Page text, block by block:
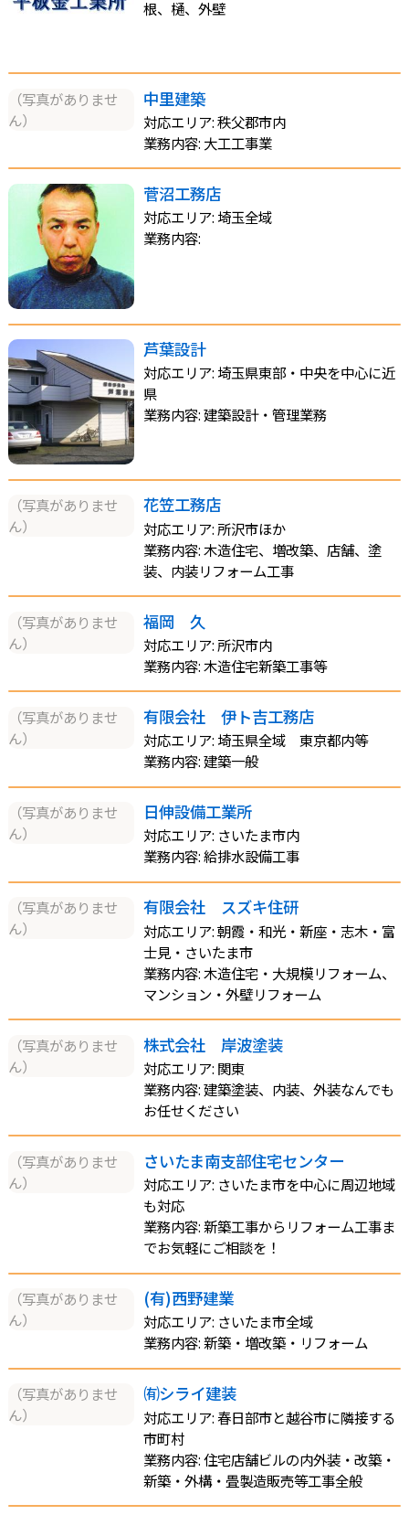
根、樋、外壁
（写真がありませ
ん）
中里建築
対応エリア: 秩父郡市内
業務内容: 大工工事業
菅沼工務店
対応エリア: 埼玉全域
業務内容:
芦葉設計
対応エリア: 埼玉県東部・中央を中心に近
県
業務内容: 建築設計・管理業務
（写真がありませ
ん）
花笠工務店
対応エリア: 所沢市ほか
業務内容: 木造住宅、増改築、店舗、塗
装、内装リフォーム工事
（写真がありませ
ん）
福岡 久
対応エリア: 所沢市内
業務内容: 木造住宅新築工事等
（写真がありませ
ん）
有限会社 伊ト吉工務店
対応エリア: 埼玉県全域 東京都内等
業務内容: 建築一般
（写真がありませ
ん）
日伸設備工業所
対応エリア: さいたま市内
業務内容: 給排水設備工事
（写真がありませ
ん）
有限会社 スズキ住研
対応エリア: 朝霞・和光・新座・志木・富
士見・さいたま市
業務内容: 木造住宅・大規模リフォーム、
マンション・外壁リフォーム
（写真がありませ
ん）
株式会社 岸波塗装
対応エリア: 関東
業務内容: 建築塗装、内装、外装なんでも
お任せください
（写真がありませ
ん）
さいたま南支部住宅センター
対応エリア: さいたま市を中心に周辺地域
も対応
業務内容: 新築工事からリフォーム工事ま
でお気軽にご相談を！
（写真がありませ
ん）
(有)西野建業
対応エリア: さいたま市全域
業務内容: 新築・増改築・リフォーム
（写真がありませ
ん）
㈲シライ建装
対応エリア: 春日部市と越谷市に隣接する
市町村
業務内容: 住宅店舗ビルの内外装・改築・
新築・外構・畳製造販売等工事全般